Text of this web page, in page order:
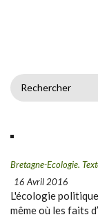
Bretagne-Ecologie.
16 Avril 2016
L'écologie
même où les faits